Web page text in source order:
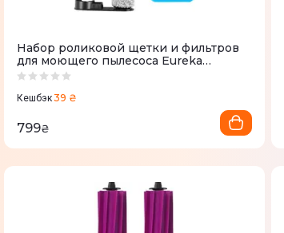
Набор роликовой щетки и фильтров
для моющего пылесоса Eureka
New400
Кешбэк39 ₴
799₴